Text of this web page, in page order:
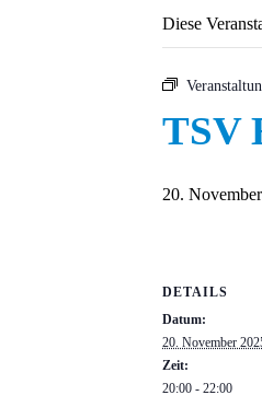
Diese
TSV
20.
DETAILS
Datum:
20. November
Zeit:
20:00 - 22:00